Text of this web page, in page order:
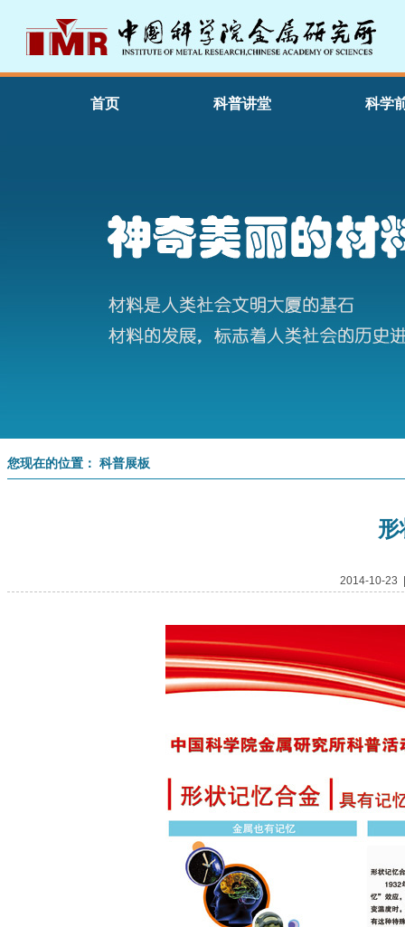
首页 科普讲堂 科学
您现在的位置： 科普展板
形
2014-10-